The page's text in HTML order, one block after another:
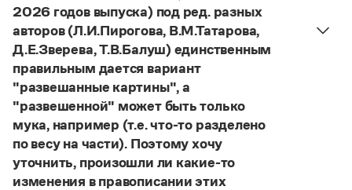
Журнал
Новости и события
Статьи
Монологи
Интервью
Рекомендуем
2026 годов выпуска) под ред. разных
авторов (Л.И.Пирогова, В.М.Татарова,
Д.Е.Зверева, Т.В.Балуш) единственным
правильным дается вариант
"развешанные картины", а
"развешенной" может быть только
мука, например (т.е. что-то разделено
по весу на части). Поэтому хочу
уточнить, произошли ли какие-то
изменения в правописании этих